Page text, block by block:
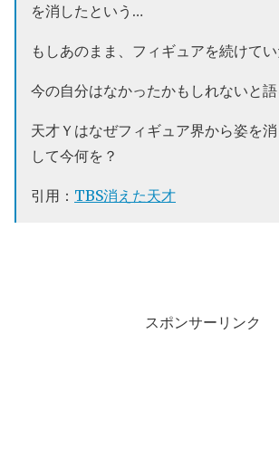
を消したという…
もしあのまま、フィギュアを続けて
今の自分はなかったかもしれないと語
天才Ｙはなぜフィギュア界から姿を
して今何を？
引用： TBS消えた天才
スポンサーリンク